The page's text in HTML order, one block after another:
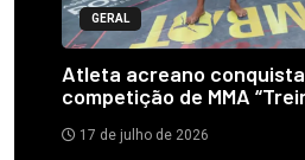
GERAL
Atleta acreano
competição de MMA
17 de julho de 2026